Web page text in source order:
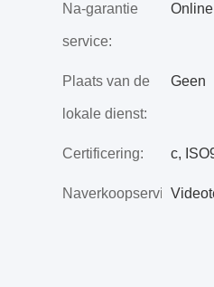
Na-garantie
service:
Plaats van de
lokale dienst:
Geen
Certificering: c,
Naverkoopservice: